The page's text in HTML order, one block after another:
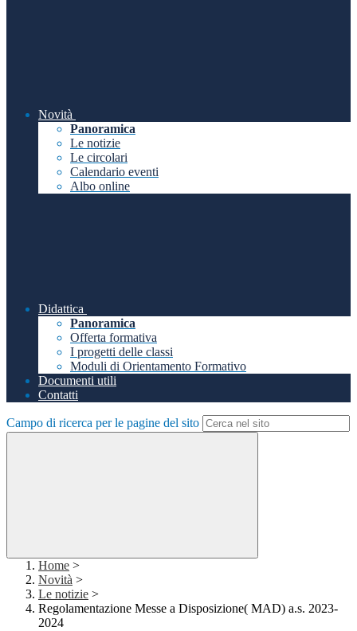
Novità
Panoramica
Le notizie
Le circolari
Calendario eventi
Albo online
Didattica
Panoramica
Offerta formativa
I progetti delle classi
Moduli di Orientamento Formativo
Documenti utili
Contatti
Campo di ricerca per le pagine del sito
Home >
Novità >
Le notizie >
Regolamentazione Messe a Disposizione( MAD) a.s. 2023-
2024